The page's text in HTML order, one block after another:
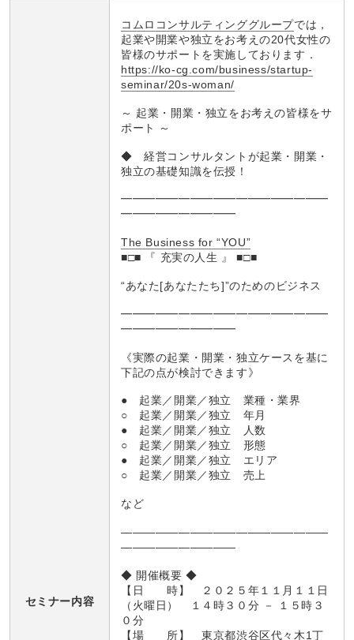
セミナー内容
コムロコンサルティンググループでは，
起業や開業や独立をお考えの20代女性の
皆様のサポートを実施しております．
https://ko-cg.com/business/startup-
seminar/20s-woman/
～ 起業・開業・独立をお考えの皆様をサ
ポート ～
◆ 経営コンサルタントが起業・開業・
独立の基礎知識を伝授！
━━━━━━━━━━━━━━━━━━
━━━━━━━━━━
The Business for “YOU”
■□■ 『 充実の人生 』 ■□■
“あなた[あなたたち]”のためのビジネス
━━━━━━━━━━━━━━━━━━
━━━━━━━━━━
《実際の起業・開業・独立ケースを基に
下記の点が検討できます》
● 起業／開業／独立 業種・業界
○ 起業／開業／独立 年月
● 起業／開業／独立 人数
○ 起業／開業／独立 形態
● 起業／開業／独立 エリア
○ 起業／開業／独立 売上
など
――――――――――――――――――
――――――――――
◆ 開催概要 ◆
【日 時】 ２０２５年１１月１１日
（火曜日） １４時３０分 － １５時３
０分
【場 所】東京都渋谷区代々木1丁